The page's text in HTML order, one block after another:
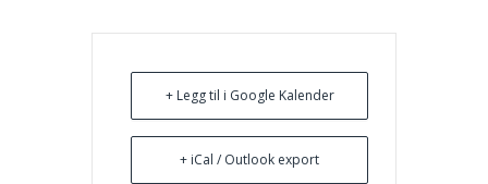
+ Legg til i Google Kalender
+ iCal / Outlook export